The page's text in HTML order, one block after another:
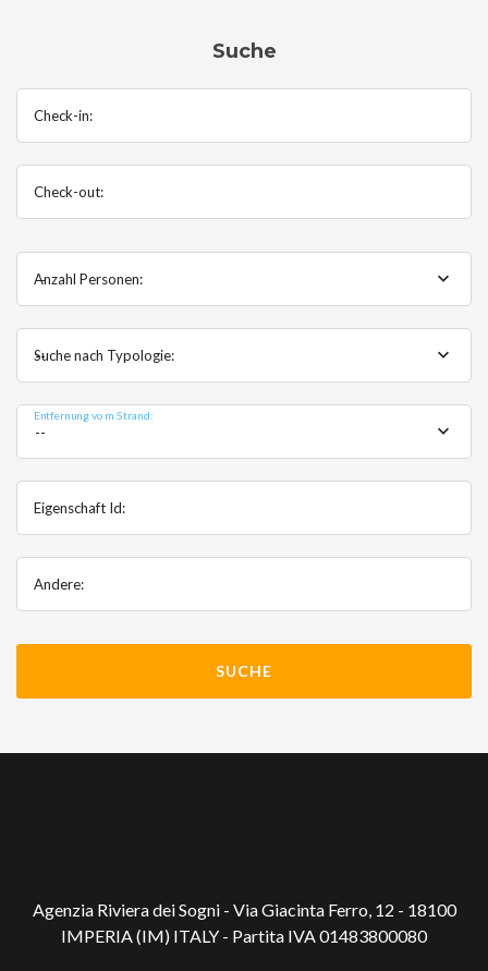
Suche
Check-in:
Check-out:
Anzahl Personen:
--
Suche nach Typologie:
--
Entfernung vom Strand:
--
Eigenschaft Id:
Andere:
Agenzia Riviera dei Sogni - Via Giacinta Ferro, 12 - 18100
IMPERIA (IM) ITALY - Partita IVA 01483800080